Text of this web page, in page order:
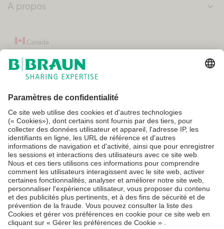
A propos expand_more
Canada
Conditions générales
Conditions d'utilisation
Politique de confidentialité
Paramètres cookie